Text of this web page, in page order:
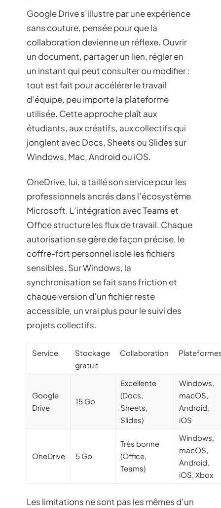
Google Drive s’illustre par une expérience
sans couture, pensée pour que la
collaboration devienne un réflexe. Ouvrir
un document, partager un lien, régler en
un instant qui peut consulter ou modifier :
tout est fait pour accélérer le travail
d’équipe, peu importe la plateforme
utilisée. Cette approche plaît aux
étudiants, aux créatifs, aux collectifs qui
jonglent avec Docs, Sheets ou Slides sur
Windows, Mac, Android ou iOS.
OneDrive, lui, a taillé son service pour les
professionnels ancrés dans l’écosystème
Microsoft. L’intégration avec Teams et
Office structure les flux de travail. Chaque
autorisation se gère de façon précise, le
coffre-fort personnel isole les fichiers
sensibles. Sur Windows, la
synchronisation se fait sans friction et
chaque version d’un fichier reste
accessible, un vrai plus pour le suivi des
projets collectifs.
Service
Stockage
gratuit
Collaboration
Google
Drive
15 Go
Excellente
(Docs,
Sheets,
Slides)
Windows,
macOS,
Android,
iOS
OneDrive 5 Go
Très bonne
(Office,
Teams)
Windows,
macOS,
Android,
iOS, Xbox
Les limitations ne sont pas les mêmes d’un